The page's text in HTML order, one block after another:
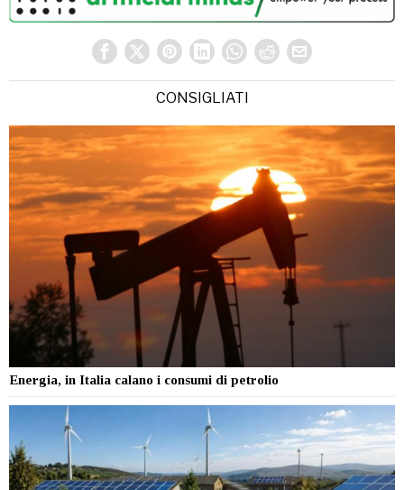
CONSIGLIATI
Energia, in Italia calano i consumi di petrolio